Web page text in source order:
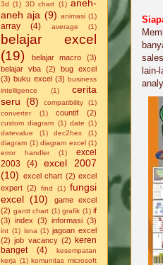
lain-
3d (1) 3D chart (1) aneh-
aneh aja (9) animasi (1)
array (4) average (1)
belajar excel
(19)
belajar macro
(3)
belajar vba (2)
bug excel
(3) buku excel (3) business
intelligence
(1)
cerita
seru (8) compatibility
(1)
converter
(1) countif (2)
custom diagram (1) date (1)
datevalue
(1) dec2hex
(1)
diagram (1) diagram excel (1)
error handler
(1)
excel
2003
(4)
excel 2007
(10) excel chart (2) excel
expert (2) find (1) fungsi
excel (10)
game excel
(2) gantt chart (1) grafik (1) if
(3) index (3) informasi (3)
int (1) isna (1) jagoan excel
(2) job vacancy (2) keren
banget
(4)
kesempatan
kerja (1) komunitas microsoft